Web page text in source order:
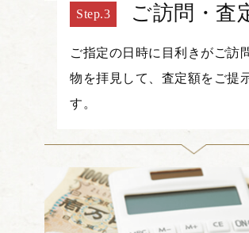
ご訪問・査
ご指定の日時に目利きがご訪
物を拝見して、査定額をご提
す。